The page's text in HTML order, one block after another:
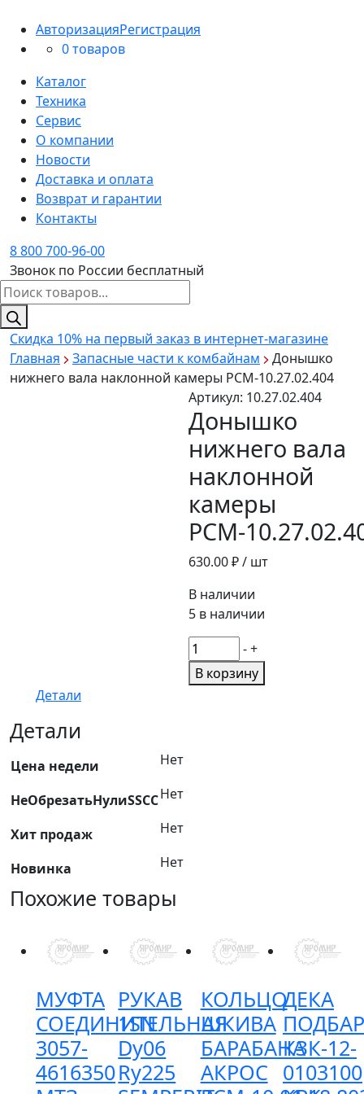
АвторизацияРегистрация
0 товаров
Каталог
Техника
Сервис
О компании
Новости
Доставка и оплата
Возврат и гарантии
Контакты
8 800 700-96-00
Звонок по России бесплатный
Поиск
товаров
Скидка 10% на первый заказ в интернет-магазине
Главная
Запасные части к комбайнам
Донышко
нижнего вала наклонной камеры РСМ-10.27.02.404
Артикул: 10.27.02.404
Донышко
нижнего вала
наклонной
камеры
РСМ-
630.00₽ / шт
В наличии
5 в наличии
Количество
товара
Донышко
- +
В корзину
Детали
Детали
Цена недели Нет
НеОбрезатьНулиSSCCНет
Хит продаж Нет
Новинка Нет
Похожие товары
МУФТА
СОЕДИНИТЕЛЬНАЯ
3057-
4616350
РУКАВ
1SN
Dy06
Ry225
КОЛЬЦО
ШКИВА
БАРАБАНА
АКРОС
ДЕКА
КЗК-12-
0103100